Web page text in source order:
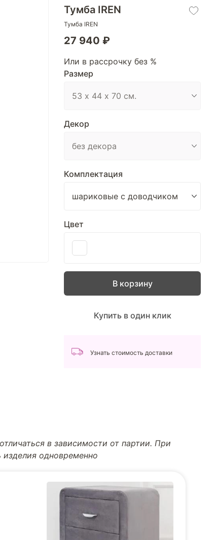
Тумба IREN
Тумба IREN
27 940 ₽
Или в рассрочку без %
Размер
Декор
Комплектация
Цвет
В корзину
Купить в один клик
Узнать стоимость доставки
в зависимости от партии. При
изделия одновременно